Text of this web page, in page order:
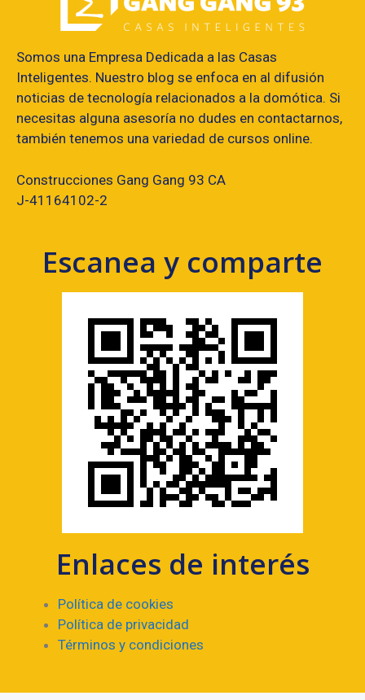
Somos una Empresa Dedicada a las Casas
Inteligentes. Nuestro blog se enfoca en al difusión
noticias de tecnología relacionados a la domótica. Si
necesitas alguna asesoría no dudes en contactarnos,
también tenemos una variedad de cursos online.
Construcciones Gang Gang 93 CA
J-41164102-2
Escanea y comparte
Enlaces de interés
Política de cookies
Política de privacidad
Términos y condiciones